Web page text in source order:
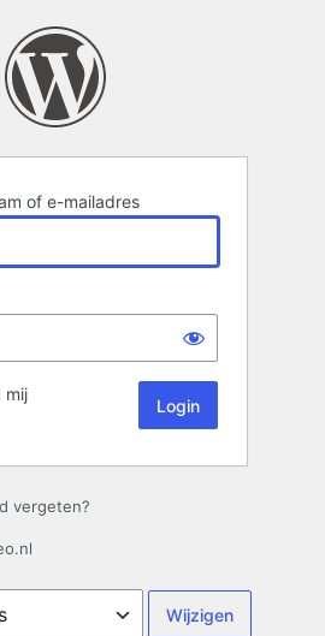
of e-mailadres
mij
vergeten?